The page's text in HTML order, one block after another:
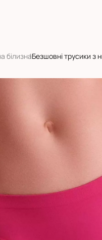
білизнаБезшовні трусики з